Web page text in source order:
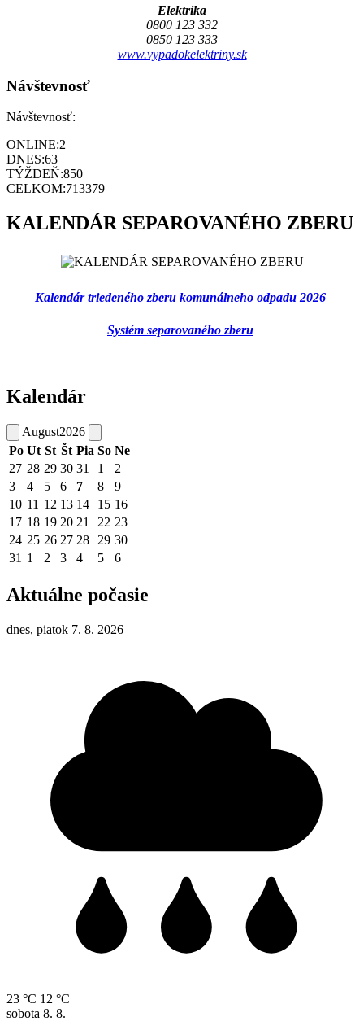
Elektrika
0800 123 332
0850 123 333
www.vypadokelektriny.sk
Návštevnosť
Návštevnosť:
ONLINE:2
DNES:63
TÝŽDEŇ:850
CELKOM:713379
KALENDÁR SEPAROVANÉHO ZBERU
Kalendár triedeného zberu komunálneho odpadu 2026
Systém separovaného zberu
Kalendár
August2026
Po Ut St Št Pia So Ne
27 28 29 30 31 1
2
3
4 5 6 7 8
9
10 11 12 13 14 15 16
17 18 19 20 21 22 23
24 25 26 27 28 29 30
31 1 2 3 4 5 6
Aktuálne počasie
dnes, piatok 7. 8. 2026
23 °C 12 °C
sobota 8. 8.